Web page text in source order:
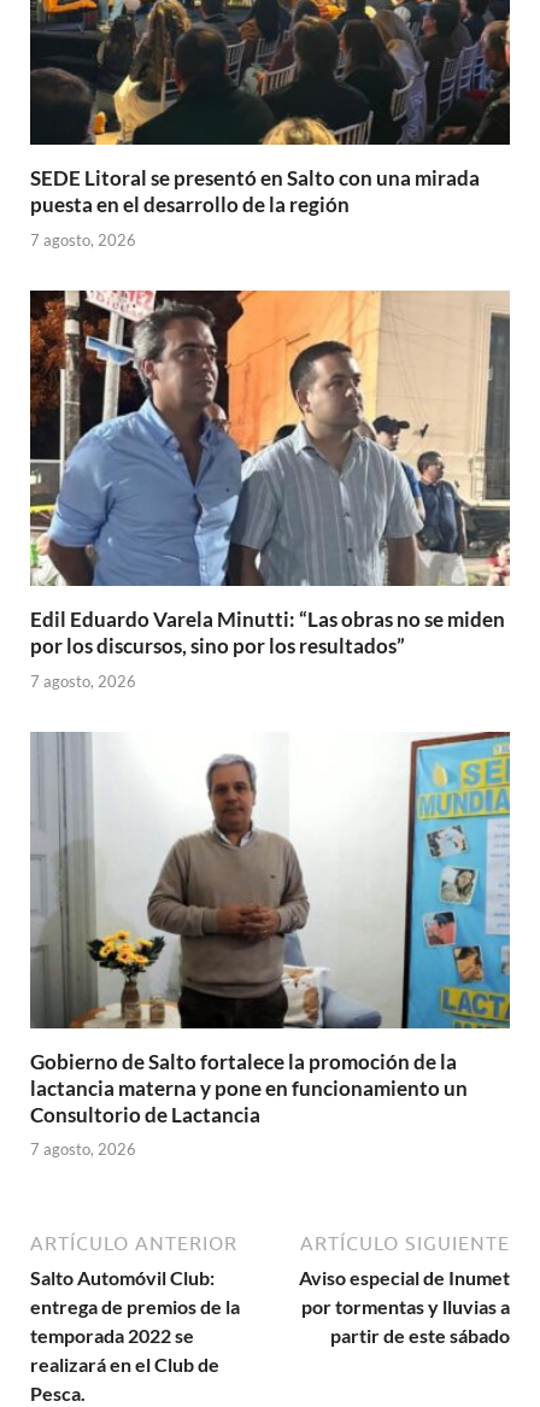
SEDE Litoral se presentó en Salto con una mirada
puesta en el desarrollo de la región
7 agosto, 2026
Edil Eduardo Varela Minutti: “Las obras no se miden
por los discursos, sino por los resultados”
7 agosto, 2026
Gobierno de Salto fortalece la promoción de la
lactancia materna y pone en funcionamiento un
Consultorio de Lactancia
7 agosto, 2026
ARTÍCULO ANTERIOR
Salto Automóvil Club:
entrega de premios de la
temporada 2022 se
realizará en el Club de
Pesca.
ARTÍCULO SIGUIENTE
Aviso especial de Inumet
por tormentas y lluvias a
partir de este sábado